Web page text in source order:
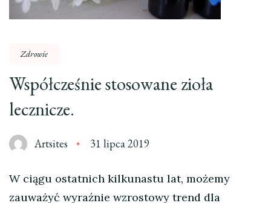
Zdrowie
Współcześnie stosowane zioła
lecznicze.
Artsites 31 lipca 2019
W ciągu ostatnich kilkunastu lat, możemy
zauważyć wyraźnie wzrostowy trend dla